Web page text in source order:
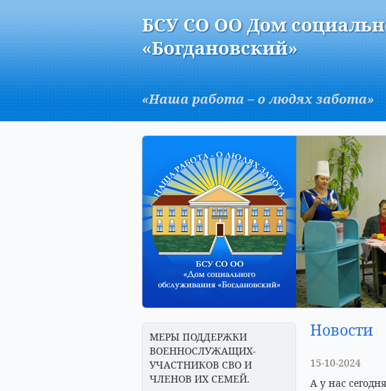
AБСУ СО ОО Дом
«Богдановский»
«Наша работа – о людях забота»
МЕРЫ ПОДДЕРЖКИ
ВОЕННОСЛУЖАЩИХ-
УЧАСТНИКОВ СВО И
ЧЛЕНОВ ИХ СЕМЕЙ.
Новости
15-10-2024
А у нас